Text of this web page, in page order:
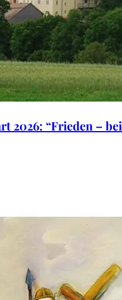
2026: “Frieden – bei